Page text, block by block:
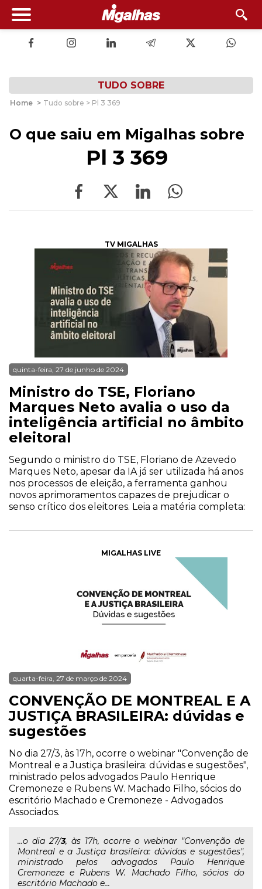
TUDO SOBRE
Home > Tudo sobre > Pl 3 369
O que saiu em Migalhas sobre
Pl 3 369
TV MIGALHAS
quinta-feira, 27 de junho de 2024
Ministro do TSE, Floriano
Marques Neto avalia o uso da
inteligência artificial no âmbito
eleitoral
Segundo o ministro do TSE, Floriano de Azevedo
Marques Neto, apesar da IA já ser utilizada há anos
nos processos de eleição, a ferramenta ganhou
novos aprimoramentos capazes de prejudicar o
senso crítico dos eleitores. Leia a matéria completa:
MIGALHAS LIVE
quarta-feira, 27 de março de 2024
CONVENÇÃO DE MONTREAL E A
JUSTIÇA BRASILEIRA: dúvidas e
sugestões
No dia 27/3, às 17h, ocorre o webinar "Convenção de
Montreal e a Justiça brasileira: dúvidas e sugestões",
ministrado pelos advogados Paulo Henrique
Cremoneze e Rubens W. Machado Filho, sócios do
escritório Machado e Cremoneze - Advogados
Associados.
...o dia 27/3, às 17h, ocorre o webinar "Convenção de
Montreal e a Justiça brasileira: dúvidas e sugestões",
ministrado pelos advogados Paulo Henrique
Cremoneze e Rubens W. Machado Filho, sócios do
escritório Machado e...